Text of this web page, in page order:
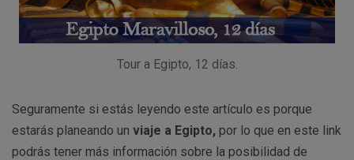
Tour a Egipto, 12 días.
Seguramente si estás leyendo este artículo es porque
estarás planeando un viaje a Egipto, por lo que en este link
podrás tener más información sobre la posibilidad de